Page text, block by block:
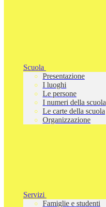
Scuola
Presentazione
I luoghi
Le persone
I numeri della scuola
Le carte della scuola
Organizzazione
Servizi
Famiglie e studenti